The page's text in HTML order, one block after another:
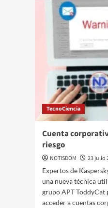
TecnoCiencia
Cuenta
riesgo
NOTISDOM 23 julio
Expertos de
una nueva técnica
grupo APT ToddyCat
acceder a cuentas